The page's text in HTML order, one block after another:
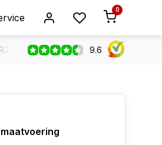
0
VANAF €150 BESTEL
9.6